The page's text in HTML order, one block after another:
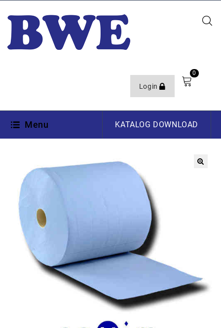
Login
0
Menu KATALOG DOWNLOAD